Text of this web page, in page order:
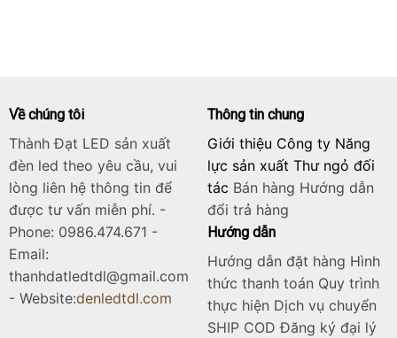
Về chúng tôi
Thành Đạt LED sản xuất
đèn led theo yêu cầu, vui
lòng liên hệ thông tin để
được tư vấn miễn phí. -
Phone: 0986.474.671 -
Email:
thanhdatledtdl@gmail.com
- Website:denledtdl.com
Thông tin chung
Giới thiệu Công ty Năng
lực sản xuất Thư ngỏ đối
tác Bán hàng Hướng dẫn
đổi trả hàng
Hướng dẫn
Hướng dẫn đặt hàng Hình
thức thanh toán Quy trình
thực hiện Dịch vụ chuyển
SHIP COD Đăng ký đại lý